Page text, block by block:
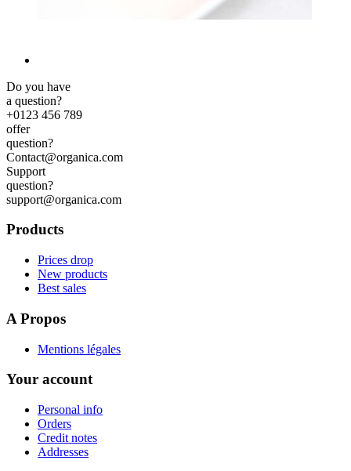
Do you have
a question?
+0123 456 789
offer
question?
Contact@organica.com
Support
question?
support@organica.com
Products
Prices drop
New products
Best sales
A Propos
Mentions légales
Your account
Personal info
Orders
Credit notes
Addresses